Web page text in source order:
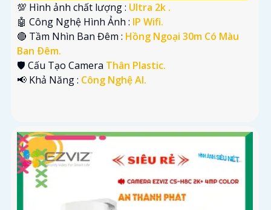
💯 Hình ảnh chất lượng : Ultra 2k .
🤖️ Công Nghệ Hình Ảnh : IP Wifi.
🔴 Tầm Nhìn Ban Đêm : Hồng Ngoại 30m Có Màu
Ban Ðêm.
🛡 Cấu Tạo Camera Thân Plastic.
️📢 Khả Năng : Công Nghệ AI.